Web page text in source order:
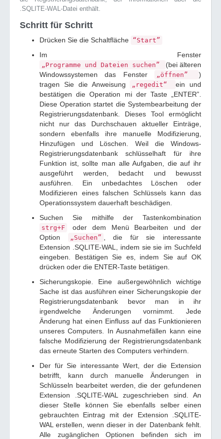
.SQLITE-WAL-Datei enthält.
Schritt für Schritt
Drücken Sie die Schaltfläche “Start”
Im Fenster
„Programme und Dateien suchen”
(bei älteren
Windowssystemen das Fenster
„öffnen”
)
tragen Sie die Anweisung
„regedit“
ein und
bestätigen die Operation mi der Taste „ENTER”.
Diese Operation startet die Systembearbeitung der
Registrierungsdatenbank. Dieses Tool ermöglicht
nicht nur das Durchschauen aktueller Einträge,
sondern ebenfalls ihre manuelle Modifizierung,
Hinzufügen und Löschen. Weil die Windows-
Registrierungsdatenbank schlüsselhaft für ihre
Funktion ist, sollte man alle Aufgaben, die auf ihr
ausgeführt werden, bedacht und bewusst
ausführen. Ein unbedachtes Löschen oder
Modifizieren eines falschen Schlüssels kann das
Operationssystem dauerhaft beschädigen.
Suchen Sie mithilfe der Tastenkombination
strg+F
oder dem Menü Bearbeiten und der
Option
„Suchen”
, die für sie interessante
Extension .SQLITE-WAL, indem sie sie im Suchfeld
eingeben. Bestätigen Sie es, indem Sie auf OK
drücken oder die ENTER-Taste betätigen.
Sicherungskopie. Eine außergewöhnlich wichtige
Sache ist das ausführen einer Sicherungskopie der
Registrierungsdatenbank bevor man in ihr
irgendwelche Änderungen vornimmt. Jede
Änderung hat einen Einfluss auf das Funktionieren
unseres Computers. In Ausnahmefällen kann eine
falsche Modifizierung der Registrierungsdatenbank
das erneute Starten des Computers verhindern.
Der für Sie interessante Wert, der die Extension
betrifft, kann durch manuelle Änderungen in
Schlüsseln bearbeitet werden, die der gefundenen
Extension .SQLITE-WAL zugeschrieben sind. An
dieser Stelle können Sie ebenfalls selber einen
gebrauchten Eintrag mit der Extension .SQLITE-
WAL erstellen, wenn dieser in der Datenbank fehlt.
Alle zugänglichen Optionen befinden sich im